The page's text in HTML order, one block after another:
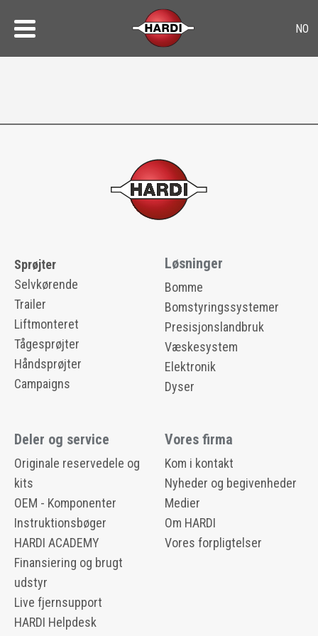
Sprøjter
Selvkørende
Trailer
Liftmonteret
Tågesprøjter
Håndsprøjter
Campaigns
Løsninger
Bomme
Bomstyringssystemer
Presisjonslandbruk
Væskesystem
Elektronik
Dyser
Deler og service
Originale reservedele og
kits
OEM - Komponenter
Instruktionsbøger
HARDI ACADEMY
Finansiering og brugt
udstyr
Live fjernsupport
HARDI Helpdesk
Vores firma
Kom i kontakt
Nyheder og begivenheder
Medier
Om HARDI
Vores forpligtelser